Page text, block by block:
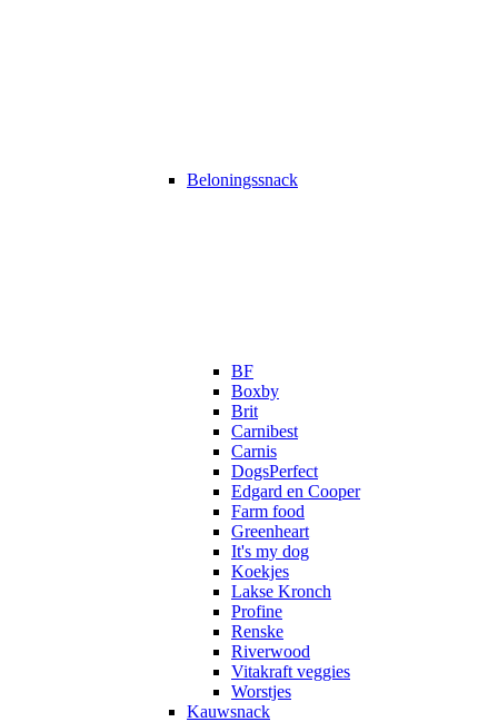
Beloningssnack
BF
Boxby
Brit
Carnibest
Carnis
DogsPerfect
Edgard en Cooper
Farm food
Greenheart
It's my dog
Koekjes
Lakse Kronch
Profine
Renske
Riverwood
Vitakraft veggies
Worstjes
Kauwsnack